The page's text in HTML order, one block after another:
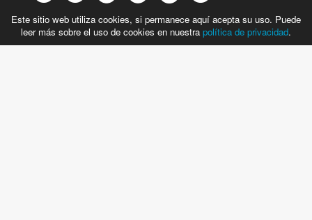
Este sitio web utiliza cookies, si permanece aquí acepta su uso. Puede
leer más sobre el uso de cookies en nuestra política de privacidad.